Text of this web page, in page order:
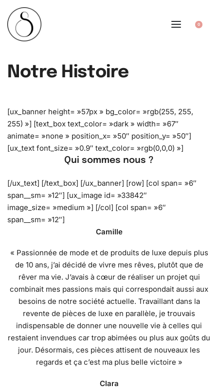
0
Notre Histoire
[ux_banner height= »57px » bg_color= »rgb(255, 255,
255) »] [text_box text_color= »dark » width= »67″
animate= »none » position_x= »50″ position_y= »50″]
[ux_text font_size= »0.9″ text_color= »rgb(0,0,0) »]
Qui sommes nous ?
[/ux_text] [/text_box] [/ux_banner] [row] [col span= »6″
span__sm= »12″] [ux_image id= »33842″
image_size= »medium »] [/col] [col span= »6″
span__sm= »12″]
Camille
« Passionnée de mode et de produits de luxe depuis plus
de 10 ans, j’ai décidé de vivre mes rêves, plutôt que de
rêver ma vie. J’avais à cœur de réaliser un projet qui
combinait mes passions mais qui correspondait aussi aux
besoins de notre société actuelle. Travaillant dans la
revente de pièces de luxe en parallèle, je trouvais
indispensable de donner une nouvelle vie à celles qui
restaient invendues car trop abimées ou plus aux goûts du
jour. Désormais, ces pièces attisent de nouveaux les
regards et ça c’est ma plus belle victoire »
Clara